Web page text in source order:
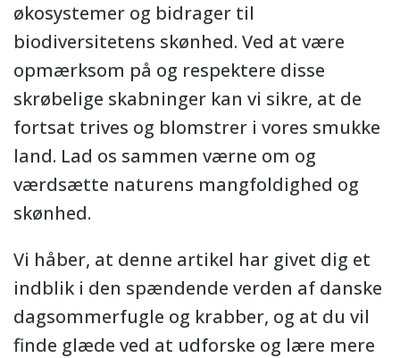
økosystemer og bidrager til
biodiversitetens skønhed. Ved at være
opmærksom på og respektere disse
skrøbelige skabninger kan vi sikre, at de
fortsat trives og blomstrer i vores smukke
land. Lad os sammen værne om og
værdsætte naturens mangfoldighed og
skønhed.
Vi håber, at denne artikel har givet dig et
indblik i den spændende verden af danske
dagsommerfugle og krabber, og at du vil
finde glæde ved at udforske og lære mere